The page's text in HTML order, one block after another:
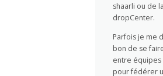
shaarli ou de
dropCenter.
Parfois je me
bon de se
entre
pour fédérer